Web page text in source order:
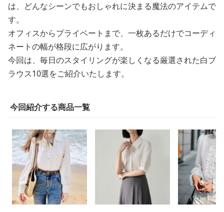
は、どんなシーンでもおしゃれに決まる魔法のアイテムで
す。
オフィスからプライベートまで、一枚あるだけでコーディ
ネートの幅が格段に広がります。
今回は、毎日のスタイリングが楽しくなる厳選された白ブ
ラウス10選をご紹介いたします。
今回紹介する商品一覧